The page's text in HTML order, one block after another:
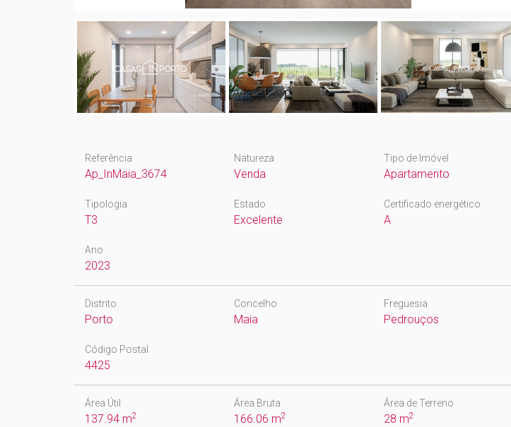
Referência
Ap_InMaia_3674
Natureza
Venda
Tipo de Imóvel
Apartamento
Tipologia
T3
Estado
Excelente
Certificado energético
A
Ano
2023
Distrito
Porto
Concelho
Maia
Freguesia
Pedrouços
Código Postal
4425
Área Útil
137.94 m2
Área Bruta
166.06 m2
Área de Terreno
28 m2